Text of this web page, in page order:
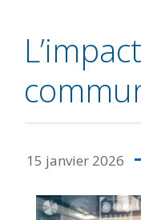
15 janvier 2026